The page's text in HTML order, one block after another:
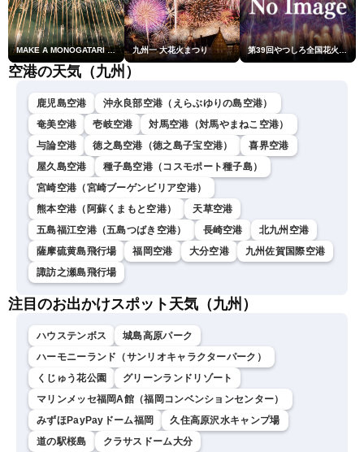
MAKE A MONOGATARI 2026 九州一 大花火まつり 第39回やつしろ全国花火競技大会
空港の天気（九州）
鹿児島空港
沖永良部空港（えらぶゆりの島空港）
奄美空港
壱岐空港
対馬空港（対馬やまねこ空港）
与論空港
徳之島空港（徳之島子宝空港）
喜界空港
屋久島空港
種子島空港（コスモポート種子島）
宮崎空港（宮崎ブーゲンビリア空港）
熊本空港（阿蘇くまもと空港）
天草空港
五島福江空港（五島つばき空港）
長崎空港
北九州空港
薩摩硫黄島飛行場
福岡空港 大分空港
九州佐賀国際空港
諏訪之瀬島飛行場
注目のお出かけスポット天気（九州）
ハウステンボス
城島高原パーク
ハーモニーランド（サンリオキャラクターパーク）
くじゅう花公園
グリーンランドリゾート
マリンメッセ福岡A館（福岡コンベンションセンター）
みずほPayPayドーム福岡
久住高原沢水キャンプ場
道の駅桜島
クラサスドーム大分